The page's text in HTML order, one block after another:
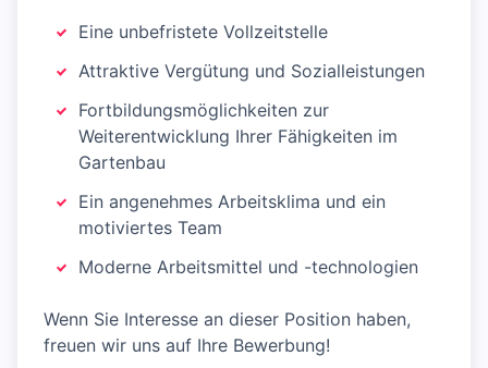
Eine unbefristete Vollzeitstelle
Attraktive Vergütung und Sozialleistungen
Fortbildungsmöglichkeiten zur
Weiterentwicklung Ihrer Fähigkeiten im
Gartenbau
Ein angenehmes Arbeitsklima und ein
motiviertes Team
Moderne Arbeitsmittel und -technologien
Wenn Sie Interesse an dieser Position haben,
freuen wir uns auf Ihre Bewerbung!